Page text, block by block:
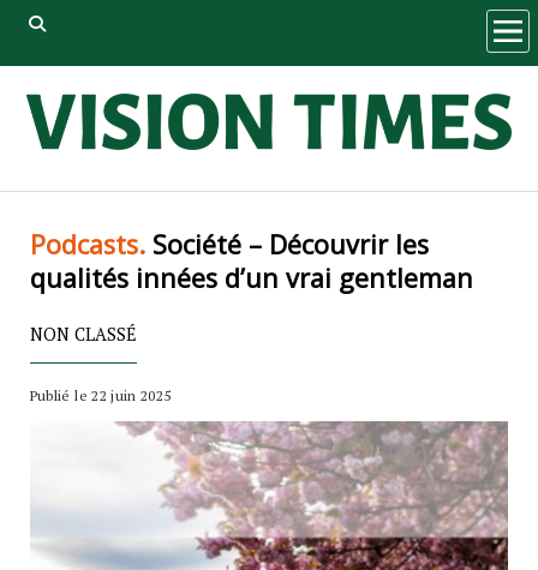
Podcasts.Société – Découvrir les
qualités innées d’un vrai gentleman
NON CLASSÉ
Publié le 22 juin 2025